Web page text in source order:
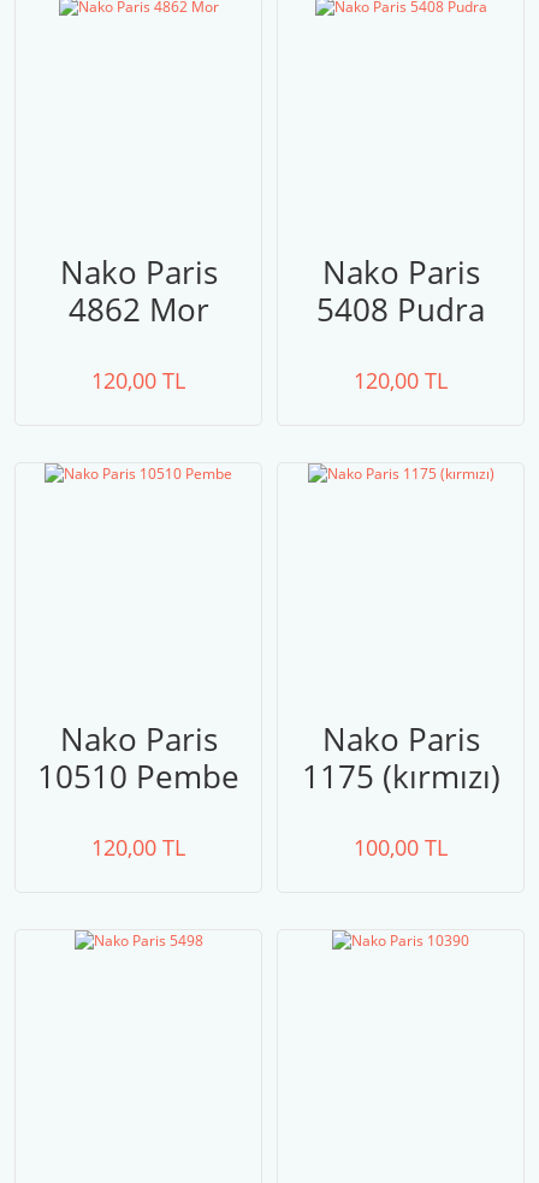
Nako Paris
4862 Mor
120,00 TL
Nako Paris
5408 Pudra
120,00 TL
Nako Paris
10510 Pembe
120,00 TL
Nako Paris
1175 (kırmızı)
100,00 TL